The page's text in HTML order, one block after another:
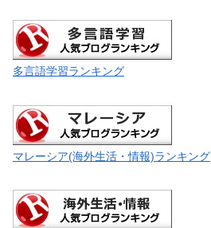
多言語学習ランキング
マレーシア(海外生活・情報)ランキング